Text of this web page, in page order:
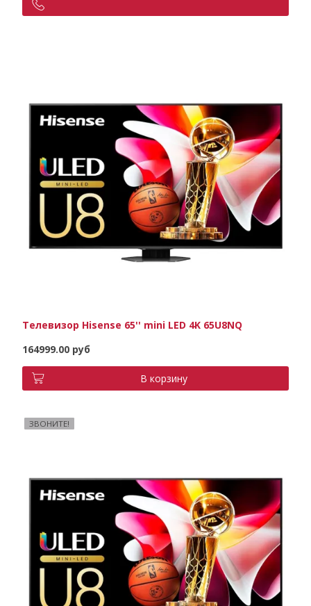
Телевизор Hisense 65'' mini LED 4K 65U8NQ
164999.00 руб
В корзину
ЗВОНИТЕ!